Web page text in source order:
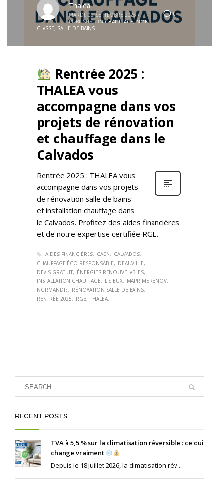
0
Thaléa
MARDI, 02 SEPTEMBRE 2025 /
PUBLISHED IN CHAUFFAGE,NON
CLASSÉ, SALLE DE BAINS
Rentrée 2025 :
THALEA vous
accompagne dans vos
projets de rénovation
et chauffage dans le
Calvados
Rentrée 2025 : THALEA vous
accompagne dans vos projets
de rénovation salle de bains
et installation chauffage dans
le Calvados. Profitez des aides financières
et de notre expertise certifiée RGE.
AIDES FINANCIÈRES CAEN
CALVADOS
CHAUFFAGE ÉCO-RESPONSABLE
DEAUVILLE
DEVIS GRATUIT
ÉNERGIES RENOUVELABLES
INSTALLATION CHAUFFAGE
LISIEUX
MAPRIMERÉNOV
NORMANDIE
RÉNOVATION SALLE DE BAINS
RENTRÉE 2025
RGE THALEA
RECENT POSTS
TVA à 5,5 % sur la climatisation réversible : ce qui
change vraiment
Depuis le 18 juillet 2026, la climatisation rév...